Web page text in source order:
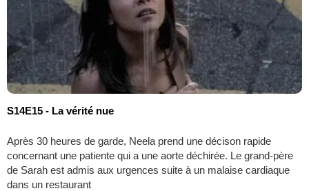
S14E15 - La vérité nue
Après 30 heures de garde, Neela prend une décison rapide
concernant une patiente qui a une aorte déchirée. Le grand-père
de Sarah est admis aux urgences suite à un malaise cardiaque
dans un restaurant